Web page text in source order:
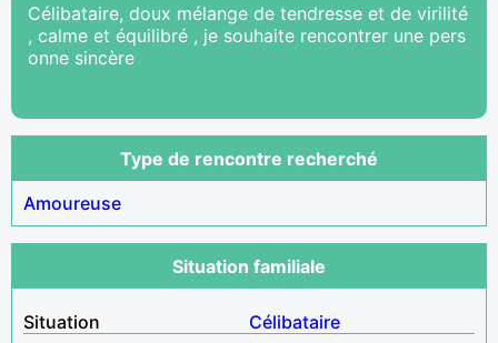
Célibataire, doux mélange de tendresse et de virilité
, calme et équilibré , je souhaite rencontrer une pers
onne sincère
Type de rencontre recherché
Amoureuse
Situation familiale
Situation
Célibataire